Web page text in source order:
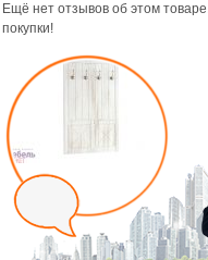
Ещё нет отзывов об этом
покупки!